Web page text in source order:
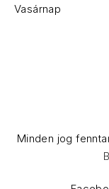
Vasárnap
Minden jog